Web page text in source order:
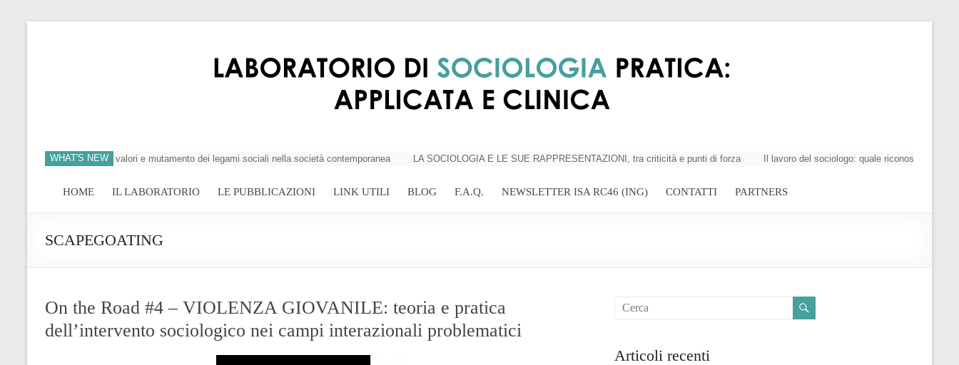
WHAT'S NEW
dell’individuo, crisi dei valori e mutamento dei legami sociali nella società contemporanea LA SOCIOLOGIA E LE SUE RAPPRESENTAZIONI, tra criticità e punti di forza Il lavoro del sociologo: quale riconoscimento della
HOME IL LABORATORIO LE PUBBLICAZIONI LINK UTILI BLOG F.A.Q. NEWSLETTER ISA RC46 (ING) CONTATTI PARTNERS
SCAPEGOATING
On the Road #4 – VIOLENZA GIOVANILE: teoria e pratica
dell’intervento sociologico nei campi interazionali problematici
Articoli recenti